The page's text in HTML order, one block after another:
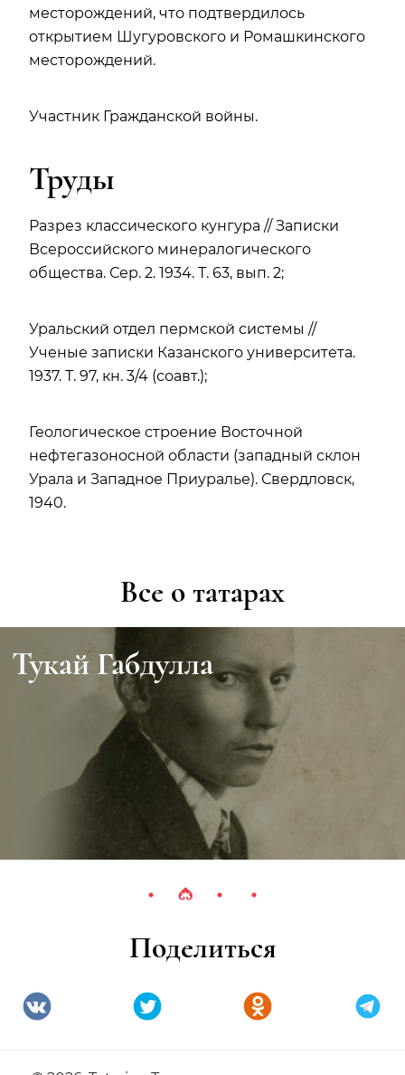
месторождений, что подтвердилось
открытием Шугуровского и Ромашкинского
месторождений.
Участник Гражданской войны.
Труды
Разрез классического кунгура // Записки
Всероссийского минералогического
общества. Сер. 2. 1934. Т. 63, вып. 2;
Уральский отдел пермской системы //
Ученые записки Казанского университета.
1937. Т. 97, кн. 3/4 (соавт.);
Геологическое строение Восточной
нефтегазоносной области (западный склон
Урала и Западное Приуралье). Свердловск,
1940.
Все о татарах
Тукай Габдулла
Поделиться